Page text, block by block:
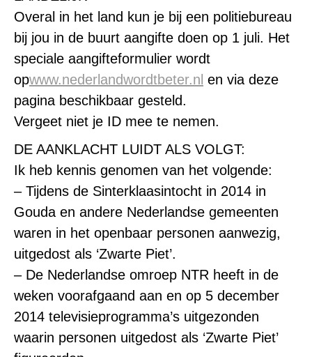
Overal in het land kun je bij een politiebureau
bij jou in de buurt aangifte doen op 1 juli. Het
speciale aangifteformulier wordt
opwww.nederlandwordtbeter.nl en via deze
pagina beschikbaar gesteld.
Vergeet niet je ID mee te nemen.
DE AANKLACHT LUIDT ALS VOLGT:
Ik heb kennis genomen van het volgende:
– Tijdens de Sinterklaasintocht in 2014 in
Gouda en andere Nederlandse gemeenten
waren in het openbaar personen aanwezig,
uitgedost als ‘Zwarte Piet’.
– De Nederlandse omroep NTR heeft in de
weken voorafgaand aan en op 5 december
2014 televisieprogramma’s uitgezonden
waarin personen uitgedost als ‘Zwarte Piet’